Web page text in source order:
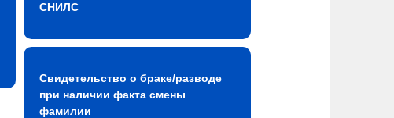
СНИЛС
Свидетельство о браке/разводе
при наличии факта смены
фамилии